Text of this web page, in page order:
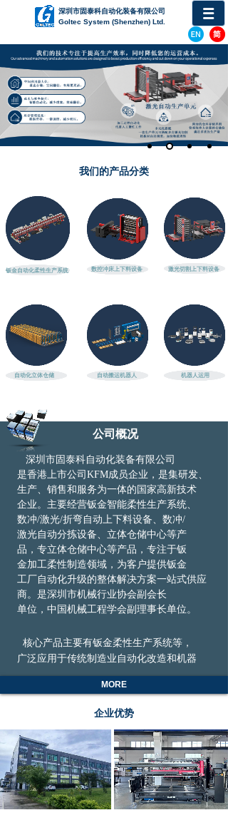
深圳 市固泰科自动化装备有限公司
Goltec System (Shenzhen) Ltd.
我们的产品分类
激光切割上下料设备
数控冲床上下料设备
钣金自动化柔性生产系统
机器人运用
自动搬运机器人
自动化立体仓储
公司概况
深圳市固泰科自动化装备有限公司
是香港上市公司KFM成员企业，是集研发、
生产、 销售和服务为一体的国家高新技术
企业。主要经营钣金智能柔性生产系统、
数冲/激光/折弯自动上下料设备、数冲/
激光自动分拣设备、 立体仓储中心等产
品，专立体仓储中心等产品，专注于钣
金加工柔性制造领域，为客户提供钣金
工厂自动化升级的整体解决方案一站式供应
商。是深圳 市机械行业协会副会长
单位，中国机械工程学会副理事长单位。
核心产品主要有钣金柔性生产系统等，
广泛应用于传统制造业自动化改造和机器
换人的产业转型升级。拥有自主知识产权
的“智能化柔性制造生产线”获得深圳市
心竞争力和先进的研发技术，是与国外同
类产品相媲美的高品质、高技术、高水准
的设备。固泰科自动化装备在华北、华东、
华南及国际各个区域的众多大中型企业中
广泛应用。
公司深圳总部位于深圳市宝安区西乡
街道兴业路老兵大厦东座（三）6011，
MORE
企业优势